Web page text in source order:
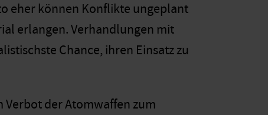
eher können Konflikte ungeplant
erlangen. Verhandlungen mit
Chance, ihren Einsatz zu
Verbot der Atomwaffen zum